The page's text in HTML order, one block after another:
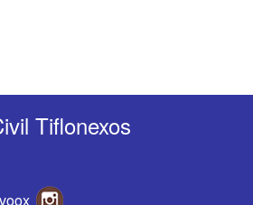
Tiflonexos